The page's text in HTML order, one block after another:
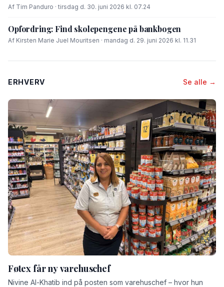
Af Tim Panduro · tirsdag d. 30. juni 2026 kl. 07.24
Opfordring: Find skolepengene på bankbogen
Af Kirsten Marie Juel Mouritsen · mandag d. 29. juni 2026 kl. 11.31
ERHVERV Se alle →
Føtex får ny varehuschef
Nivine Al-Khatib ind på posten som varehuschef – hvor hun